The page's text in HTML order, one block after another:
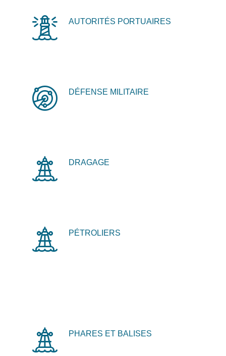
AUTORITÉS PORTUAIRES
DÉFENSE MILITAIRE
DRAGAGE
PÉTROLIERS
PHARES ET BALISES